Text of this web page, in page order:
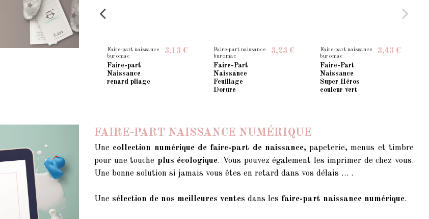
Faire-part naissance
Faire-part naissance
buromac
Faire-part
Naissance
renard pliage
3,13 €
Faire-part naissance
buromac
Faire-Part
Naissance
Feuillage
Dorure
3,23 €
Faire-part naissance
buromac
Faire-Part
Naissance
Super Héros
couleur vert
3,43 €
FAIRE-PART NAISSANCE NUMÉRIQUE
Une collection numérique de faire-part de naissance, papeterie, menus et timbre
pour une touche plus écologique. Vous pouvez également les imprimer de chez vous.
Une bonne solution si jamais vous êtes en retard dans vos délais … .
Une sélection de nos meilleures ventes dans les faire-part naissance numérique.